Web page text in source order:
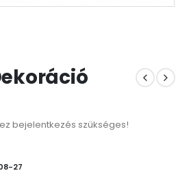
bejelentkezés szükséges!
27